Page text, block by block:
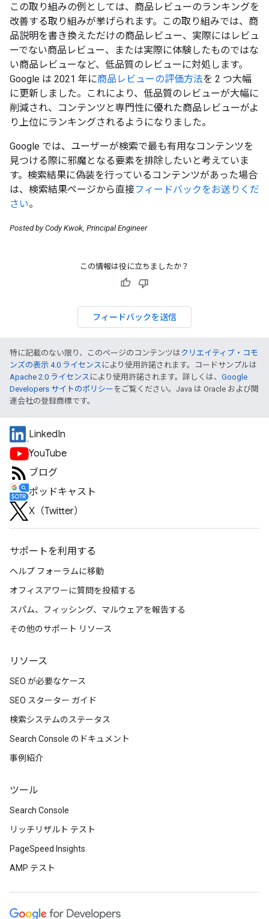
この取り組みの例としては、商品レビューのランキングを
改善する取り組みが挙げられます。この取り組みでは、商
品説明を書き換えただけの商品レビュー、実際にはレビュ
ーでない商品レビュー、または実際に体験したものではな
い商品レビューなど、低品質のレビューに対処します。
Google は 2021 年に商品レビューの評価方法を 2 つ大幅
に更新しました。これにより、低品質のレビューが大幅に
削減され、コンテンツと専門性に優れた商品レビューがよ
り上位にランキングされるようになりました。
Google では、ユーザーが検索で最も有用なコンテンツを
見つける際に邪魔となる要素を排除したいと考えていま
す。検索結果に偽装を行っているコンテンツがあった場合
は、検索結果ページから直接フィードバックをお送りくだ
さい。
Posted by Cody Kwok, Principal Engineer
この情報は役に立ちましたか？
フィードバックを送信
特に記載のない限り、このページのコンテンツはクリエイティブ・コモ
ンズの表示 4.0 ライセンス により使用許諾されます。コードサンプルは
Apache 2.0 ライセンス により使用許諾されます。詳しくは、 Google
Developers サイトのポリシー をご覧ください。Java は Oracle および関
連会社の登録商標です。
LinkedIn
YouTube
ブログ
ポッドキャスト
X（Twitter）
サポートを利用する
ヘルプ フォーラムに移動
オフィスアワーに質問を投稿する
スパム、フィッシング、マルウェアを報告する
その他のサポート リソース
リソース
SEO が必要なケース
SEO スターター ガイド
検索システムのステータス
Search Console のドキュメント
事例紹介
ツール
Search Console
リッチリザルト テスト
PageSpeed Insights
AMP テスト